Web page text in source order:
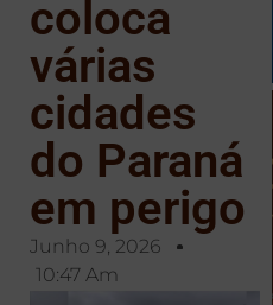
coloca
várias
cidades
do Paraná
em perigo
Junho 9, 2026
10:47 Am